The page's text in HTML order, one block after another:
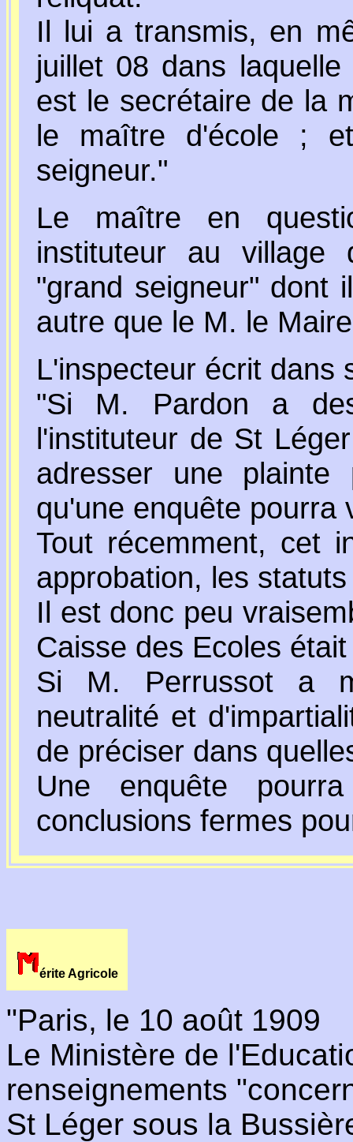
Il lui a transmis, en
juillet 08 dans
est le secrétaire de la
le maître d'école ;
seigneur."
Le maître en
instituteur au
"grand seigneur" dont
autre que le M. le
L'inspecteur écrit dans
"Si M. Pardon a
l'instituteur de St
adresser une
qu'une enquête pourra
Tout récemment, cet
approbation, les
Il est donc peu
Caisse des Ecoles
Si M. Perrussot a
neutralité et
de préciser dans
Une enquête
conclusions fermes
érite Agricole
"Paris, le 10 août 1909
Le Ministère de
renseignements
St Léger sous la